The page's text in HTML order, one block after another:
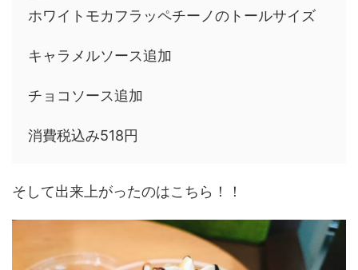
ホワイトモカフラッペチーノのトールサイズ
キャラメルソース追加
チョコソース追加
消費税込み518円
そして出来上がったのはこちら！！